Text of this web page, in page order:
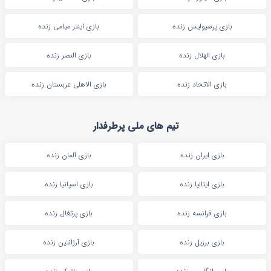
بازی پرسپولیس زنده بازی اینتر میامی زنده
بازی الهلال زنده بازی النصر زنده
بازی الاتحاد زنده بازی الاهلی عربستان زنده
تیم های ملی پرطرفدار
بازی ایران زنده بازی آلمان زنده
بازی ایتالیا زنده بازی اسپانیا زنده
بازی فرانسه زنده بازی پرتغال زنده
بازی برزیل زنده بازی آرژانتین زنده